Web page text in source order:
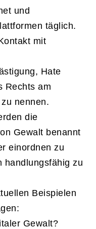
und
täglich.
mit
Hate
Rechts am
nennen.
die
Gewalt benannt
einordnen zu
handlungsfähig zu
Beispielen
Gewalt?